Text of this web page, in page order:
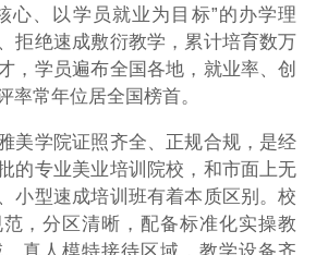
心、以学员就业为目标”的办学理
拒绝速成敷衍教学，累计培育数万
，学员遍布全国各地，就业率、创
率常年位居全国榜首。
美学院证照齐全、正规合规，是经
的专业美业培训院校，和市面上无
小型速成培训班有着本质区别。校
，分区清晰，配备标准化实操教